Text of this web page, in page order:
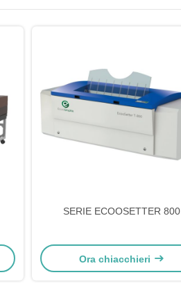
SERIE ECOOSETTER 800
Ora chiacchieri